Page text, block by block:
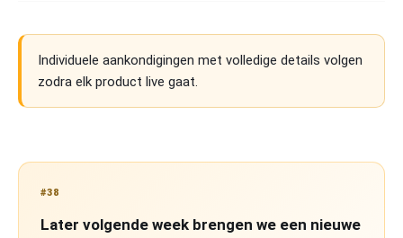
Individuele aankondigingen met volledige details volgen
zodra elk product live gaat.
#38
Later volgende week brengen we een nieuwe